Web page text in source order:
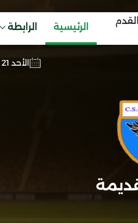
الرئيسية الرابطة
الأحد 21 ديسمبر 2025